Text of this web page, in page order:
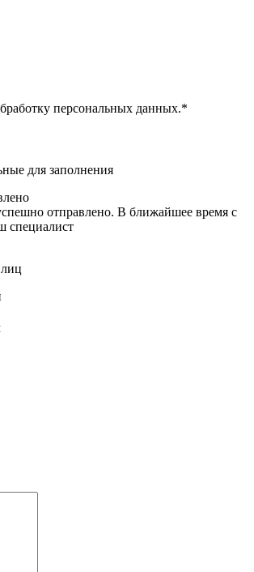
персональных данных.*
для заполнения
отправлено. В ближайшее время с
специалист